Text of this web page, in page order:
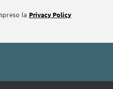
la Privacy Policy